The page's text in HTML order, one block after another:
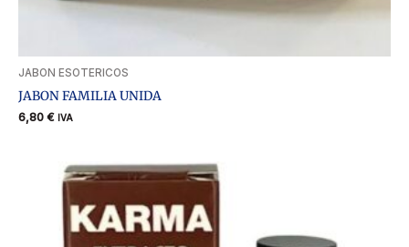
JABON ESOTERICOS
JABON FAMILIA UNIDA
6,80 € IVA